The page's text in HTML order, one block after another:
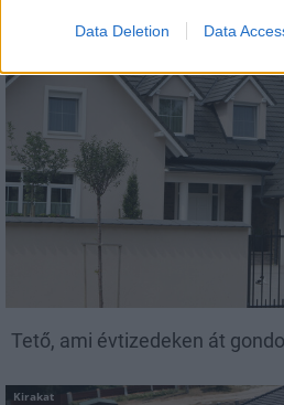
Data Deletion Data
Tető, ami évtizedeken át
Kirakat